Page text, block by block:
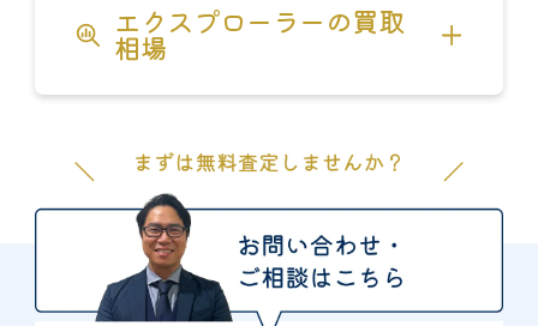
中古品
円
ロレックス GMTマスター 赤
未使用品
円
中古品
円
デイトジャスト36
Ref.126200
未使用品
円
円
デイトナ 116500LN
エクスプローラーの買取
相場
エクスプローラーI 14270
未使用品
円
中古品